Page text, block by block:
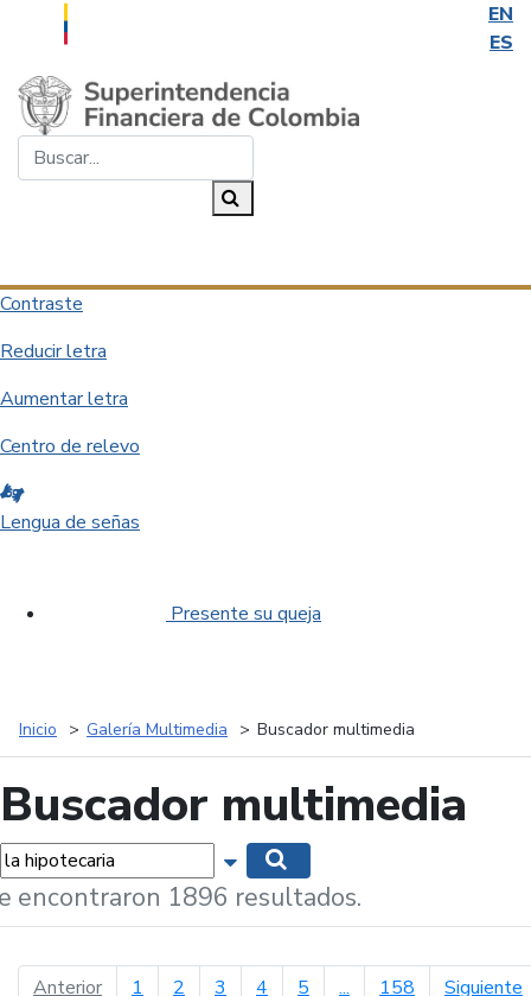
EN
ES
Saltar al contenido principal
Contraste
Reducir letra
Aumentar letra
Centro de relevo
Lengua de señas
Presente su queja
Inicio Galería Multimedia Buscador multimedia
Buscador multimedia
Mostrar opciones de búsqueda
encontraron 1896 resultados.
Anteriorpágina anterior
1 2 3 4 5 ... 158 Siguiente